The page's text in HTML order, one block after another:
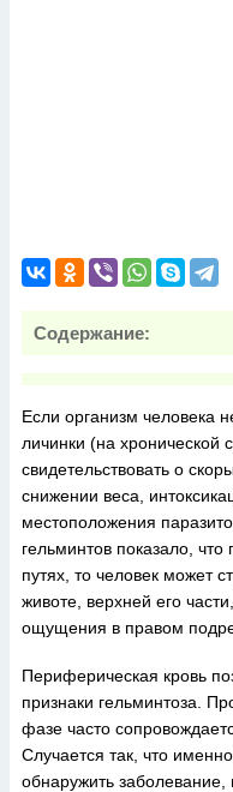
Содержание:
Если организм человека
личинки (на хронической
свидетельствовать о
снижении веса,
местоположения
гельминтов показало,
путях, то человек может
животе, верхней его
ощущения в правом
Периферическая кровь
признаки гельминтоза.
фазе часто
Случается так, что
обнаружить заболевание,